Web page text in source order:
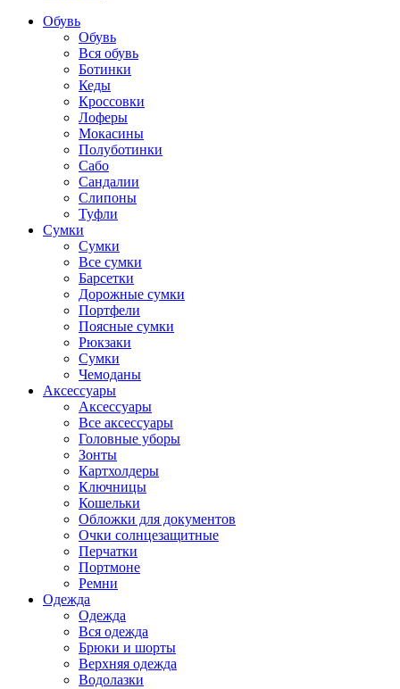
Обувь
Обувь
Вся обувь
Ботинки
Кеды
Кроссовки
Лоферы
Мокасины
Полуботинки
Сабо
Сандалии
Слипоны
Туфли
Сумки
Сумки
Все сумки
Барсетки
Дорожные сумки
Портфели
Поясные сумки
Рюкзаки
Сумки
Чемоданы
Аксессуары
Аксессуары
Все аксессуары
Головные уборы
Зонты
Картхолдеры
Ключницы
Кошельки
Обложки для документов
Очки солнцезащитные
Перчатки
Портмоне
Ремни
Одежда
Одежда
Вся одежда
Брюки и шорты
Верхняя одежда
Водолазки